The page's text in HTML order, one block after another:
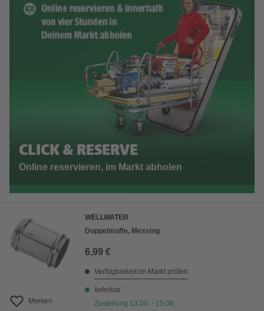
CLICK & RESERVE
Online reservieren, im Markt abholen
Merken
WELLWATER
Doppelmuffe, Messing
6,99 €
Verfügbarkeit im Markt prüfen
lieferbar
Zustellung 13.08. - 15.08.